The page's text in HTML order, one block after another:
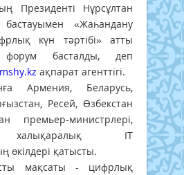
Президенті Нұрсұлтан
бастауымен «Жаһандану
күн тәртібі» атты
форум басталды, деп
ақпарат агенттігі.
Армения, Беларусь,
Ресей, Өзбекстан
премьер-министрлері,
халықаралық IT
өкілдері қатысты.
мақсаты - цифрлық